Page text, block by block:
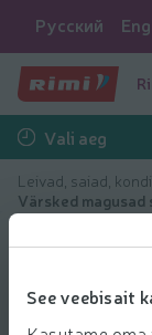
See veebisait
Русский
Vali aeg
Leivad, saiad,
Värsked